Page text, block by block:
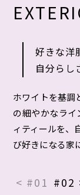
好きな洋
自分らし
ホワイトを基調
の細やかなラ
ィティールを、
び好きになる家
< #01 #02